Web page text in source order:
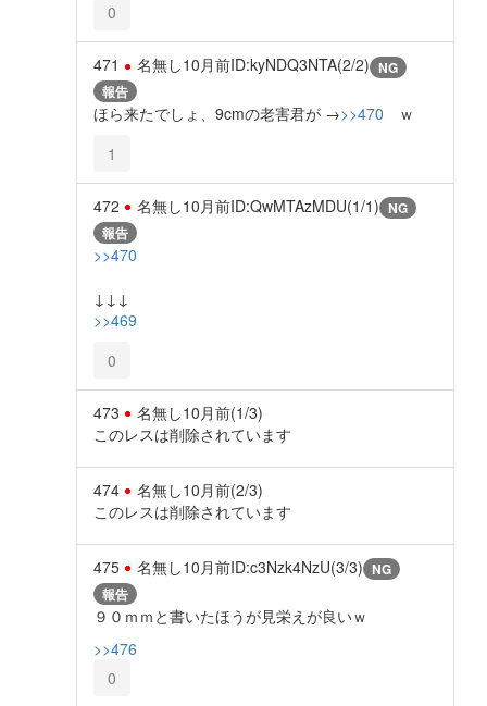
0
471 名無し10月前ID:kyNDQ3NTA(2/2) NG
報告
ほら来たでしょ、9cmの老害君が →>>470 ｗ
1
472 名無し10月前ID:QwMTAzMDU(1/1) NG
報告
>>470
↓↓↓
>>469
0
473 名無し10月前(1/3)
このレスは削除されています
474 名無し10月前(2/3)
このレスは削除されています
475 名無し10月前ID:c3Nzk4NzU(3/3) NG
報告
９０ｍｍと書いたほうが見栄えが良いｗ
>>476
0